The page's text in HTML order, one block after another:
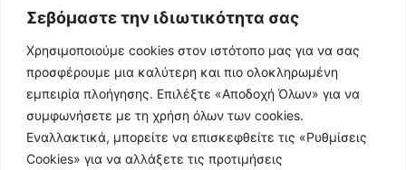
Σεβόμαστε την ιδιωτικότητα σας
Χρησιμοποιούμε cookies στον ιστότοπο μας για να σας
προσφέρουμε μια καλύτερη και πιο ολοκληρωμένη
εμπειρία πλοήγησης. Επιλέξτε «Αποδοχή Όλων» για να
συμφωνήσετε με τη χρήση όλων των cookies.
Εναλλακτικά, μπορείτε να επισκεφθείτε τις «Ρυθμίσεις
Cookies» για να αλλάξετε τις προτιμήσεις
Αριθμός Πιστοποίησης Μ.Η.Τ. 242044
ΑΚΟΛΟΥΘΗΣΕ ΜΑΣ